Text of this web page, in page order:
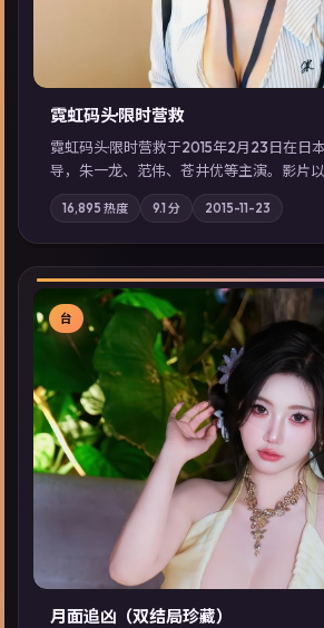
霓虹码头·限时营救
霓虹码头·限时营救于2015年2月23日在日
导，朱一龙、范伟、苍井优等主演。影片
市霓虹背后，有人用规则改写命运；摄影
站内亦可通过「国产免费观看高清电视剧
型高分佳作，畅享高清在线追剧体验。
16,895 热度 9.1 分 2015-11-23
▶
台
月面追凶（双结局珍藏）